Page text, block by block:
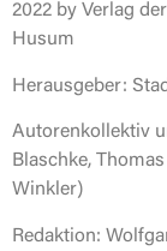
2022 by Verlag
Husum
Herausgeber:
Autorenkollektiv
Blaschke,
Winkler)
Redaktion: